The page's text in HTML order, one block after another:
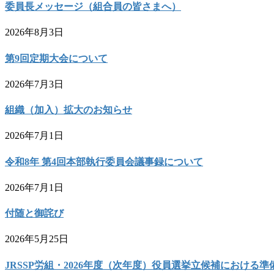
委員長メッセージ（組合員の皆さまへ）
2026年8月3日
第9回定期大会について
2026年7月3日
組織（加入）拡大のお知らせ
2026年7月1日
令和8年 第4回本部執行委員会議事録について
2026年7月1日
付随と御詫び
2026年5月25日
JRSSP労組・2026年度（次年度）役員選挙立候補における準